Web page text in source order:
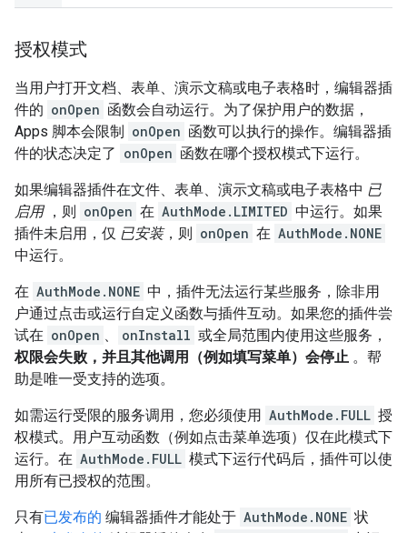
授权模式
当用户打开文档、表单、演示文稿或电子表格时，编辑器插
件的 onOpen 函数会自动运行。为了保护用户的数据，
Apps 脚本会限制 onOpen 函数可以执行的操作。编辑器插
件的状态决定了 onOpen 函数在哪个授权模式下运行。
如果编辑器插件在文件、表单、演示文稿或电子表格中 已
启用，则 onOpen 在 AuthMode.LIMITED 中运行。如果
插件未启用，仅 已安装，则 onOpen 在 AuthMode.NONE
中运行。
在 AuthMode.NONE 中，插件无法运行某些服务，除非用
户通过点击或运行自定义函数与插件互动。如果您的插件尝
试在 onOpen 、 onInstall 或全局范围内使用这些服务，
权限会失败，并且其他调用（例如填写菜单）会停止 。帮
助是唯一受支持的选项。
如需运行受限的服务调用，您必须使用 AuthMode.FULL 授
权模式。用户互动函数（例如点击菜单选项）仅在此模式下
运行。在 AuthMode.FULL 模式下运行代码后，插件可以使
用所有已授权的范围。
只有已发布的 编辑器插件才能处于 AuthMode.NONE 状